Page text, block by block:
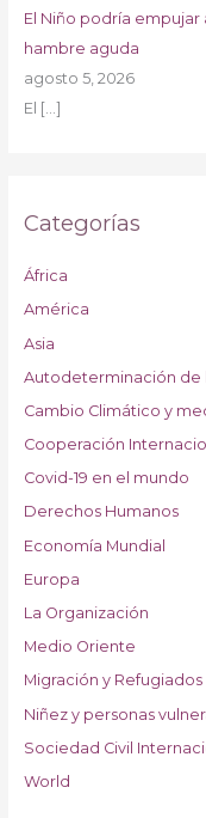
El Niño podría empujar
hambre aguda
agosto 5, 2026
El […]
Categorías
África
América
Asia
Autodeterminación de
Cambio Climático y
Cooperación
Covid-19 en el mundo
Derechos Humanos
Economía Mundial
Europa
La Organización
Medio Oriente
Migración y Refugiados
Niñez y personas
Sociedad Civil
World